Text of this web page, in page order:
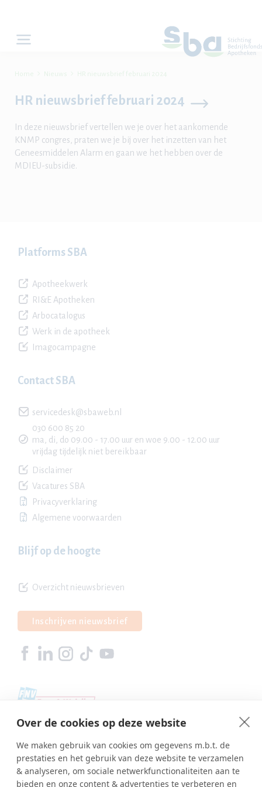
Over de cookies op deze website
We maken gebruik van cookies om gegevens m.b.t. de
prestaties en het gebruik van deze website te verzamelen
& analyseren, om sociale netwerkfunctionaliteiten aan te
bieden en onze content & advertenties te verbeteren en
Home Nieuws HR nieuwsbrief februari 2024
HR nieuwsbrief februari 2024
In deze nieuwsbrief vertellen we je over het aankomende
KNMP congres, praten we je bij over het inzetten van het
Geneesmiddelen Alarm en gaan we het hebben over de
MDIEU-subsidie.
Platforms SBA
Apotheekwerk
RI&E Apotheken
Arbocatalogus
Werk in de apotheek
Imagocampagne
Contact SBA
servicedesk@sbaweb.nl
030 600 85 20
ma, di, do 09.00 - 17.00 uur en woe 9.00 - 12.00 uur
vrijdag tijdelijk niet bereikbaar
Disclaimer
Vacatures SBA
Privacyverklaring
Algemene voorwaarden
Blijf op de hoogte
Overzicht nieuwsbrieven
Inschrijven nieuwsbrief